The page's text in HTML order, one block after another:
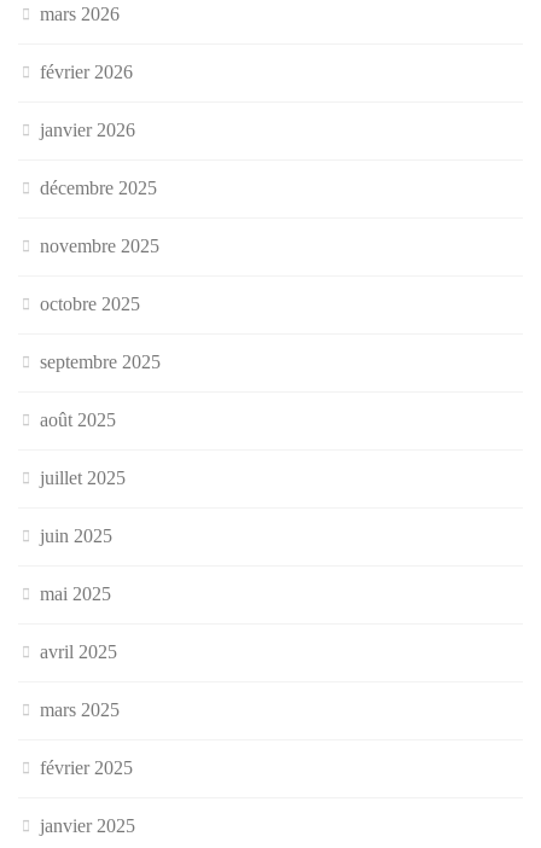
mars 2026
février 2026
janvier 2026
décembre 2025
novembre 2025
octobre 2025
septembre 2025
août 2025
juillet 2025
juin 2025
mai 2025
avril 2025
mars 2025
février 2025
janvier 2025